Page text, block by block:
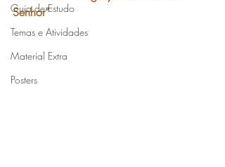
Guia de Estudo
Temas e Atividades
Material Extra
Posters
Senhor”